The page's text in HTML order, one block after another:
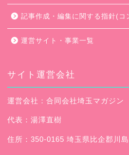
記事作成・編集に関する指針(コ
運営サイト・事業一覧
サイト運営会社
運営会社：合同会社埼玉マガジン
代表：湯澤直樹
住所：350-0165 埼玉県比企郡川